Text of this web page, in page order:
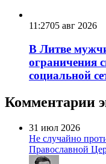
11:2705 авг 2026
В Литве
ограничения
социальной
Комментарии
31 июл 2026
Не случайно
Православной